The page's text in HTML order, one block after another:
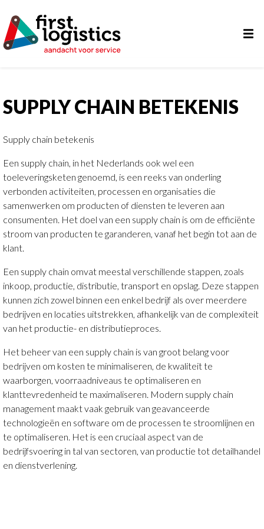
SUPPLY CHAIN BETEKENIS
Supply chain betekenis
Een supply chain, in het Nederlands ook wel een
toeleveringsketen genoemd, is een reeks van onderling
verbonden activiteiten, processen en organisaties die
samenwerken om producten of diensten te leveren aan
consumenten. Het doel van een supply chain is om de efficiënte
stroom van producten te garanderen, vanaf het begin tot aan de
klant.
Een supply chain omvat meestal verschillende stappen, zoals
inkoop, productie, distributie, transport en opslag. Deze stappen
kunnen zich zowel binnen een enkel bedrijf als over meerdere
bedrijven en locaties uitstrekken, afhankelijk van de complexiteit
van het productie- en distributieproces.
Het beheer van een supply chain is van groot belang voor
bedrijven om kosten te minimaliseren, de kwaliteit te
waarborgen, voorraadniveaus te optimaliseren en
klanttevredenheid te maximaliseren. Modern supply chain
management maakt vaak gebruik van geavanceerde
technologieën en software om de processen te stroomlijnen en
te optimaliseren. Het is een cruciaal aspect van de
bedrijfsvoering in tal van sectoren, van productie tot detailhandel
en dienstverlening.